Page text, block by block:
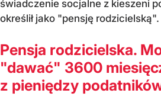
świadczenie socjalne z kieszeni
określił jako "pensję rodzicielską".
Pensja rodzicielska.
"dawać" 3600
z pieniędzy